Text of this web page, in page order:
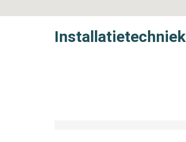
Installatietechniek